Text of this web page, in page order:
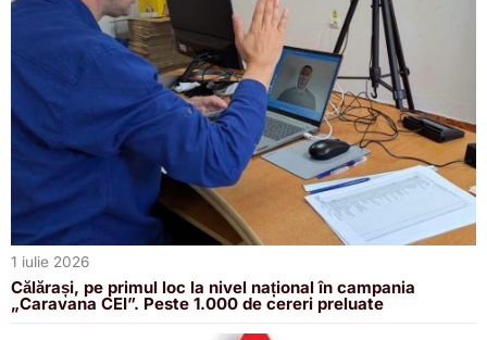
1 iulie 2026
Călărași, pe primul loc la nivel național în campania
„Caravana CEI”. Peste 1.000 de cereri preluate